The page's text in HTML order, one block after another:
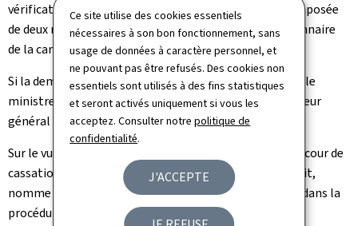
Ce site utilise des cookies essentiels
nécessaires à son bon fonctionnement, sans
usage de données à caractère personnel, et
ne pouvant pas être refusés. Des cookies non
essentiels sont utilisés à des fins statistiques
et seront activés uniquement si vous les
acceptez. Consulter notrepolitique de
confidentialité.
J'ACCEPTE
vérifications utiles et pris l'avis d'une commission composée
de deux magistrats de l'ordre judiciaire et d'un fonctionnaire
de la carrière supérieure du ministère de la Justice.
Si la demande en révision lui paraît devoir être admise, le
ministre transmet le dossier de la procédure au procureur
général d'Etat qui en saisit la cour de cassation.
Sur le vu du réquisitoire du procureur général d'Etat, la cour de
cassation, si le condamné est décédé, absent ou interdit,
nomme un curateur à sa défense, lequel le représente dans la
procédure en révision.